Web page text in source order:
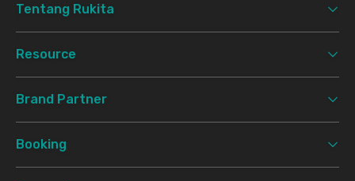
Tentang Rukita
Resource
Brand Partner
Booking